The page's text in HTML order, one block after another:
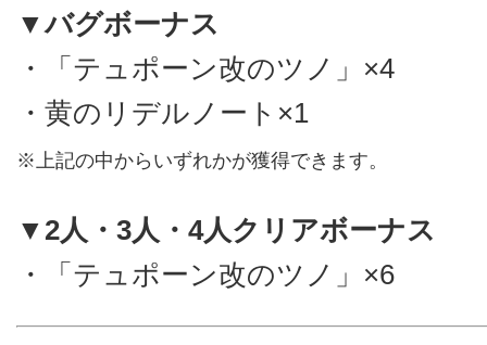
▼バグボーナス
・「テュポーン改のツノ」×4
・黄のリデルノート×1
※上記の中からいずれかが獲得できます。
▼2人・3人・4人クリアボーナス
・「テュポーン改のツノ」×6